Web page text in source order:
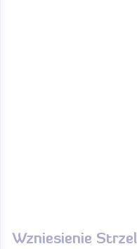
Wzniesienie